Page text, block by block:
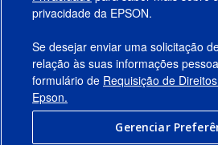
Suporte
Links Sugeridos
Empresa
Conecte-se com a Epson
privacidade da EPSON.
Se desejar enviar uma solicitação
relação às suas informações
formulário de Requisição de
Epson.
Gerenciar